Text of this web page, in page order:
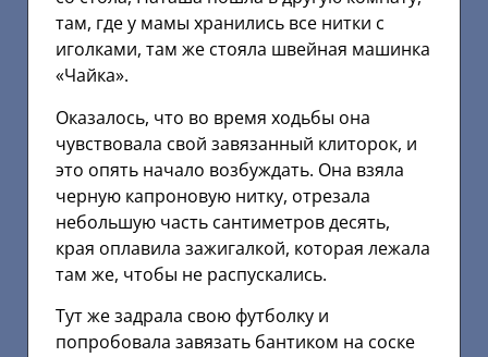
там, где у мамы хранились все нитки с
иголками, там же стояла швейная машинка
«Чайка».
Оказалось, что во время ходьбы она
чувствовала свой завязанный клиторок, и
это опять начало возбуждать. Она взяла
черную капроновую нитку, отрезала
небольшую часть сантиметров десять,
края оплавила зажигалкой, которая лежала
там же, чтобы не распускались.
Тут же задрала свою футболку и
попробовала завязать бантиком на соске